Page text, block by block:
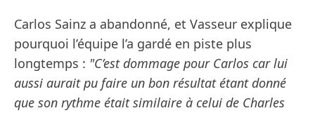
Carlos Sainz a abandonné, et Vasseur explique
pourquoi l’équipe l’a gardé en piste plus
longtemps : "C’est dommage pour Carlos car lui
aussi aurait pu faire un bon résultat étant donné
que son rythme était similaire à celui de Charles